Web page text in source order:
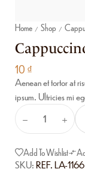
Home / Shop /
10 ₫
Aenean et tortor at
ipsum. Ultricies mi
Add To Wishlist
SKU:REF. LA-1166